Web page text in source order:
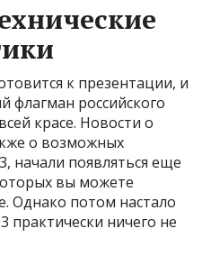
к презентации, и
флагман российского
красе. Новости о
о возможных
начали появляться еще
вы можете
Однако потом настало
практически ничего не